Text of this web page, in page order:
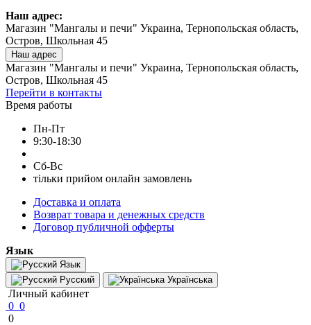
Наш адрес:
Магазин "Мангалы и печи" Украина, Тернопольская область,
Остров, Школьная 45
Наш адрес
Магазин "Мангалы и печи" Украина, Тернопольская область,
Остров, Школьная 45
Перейти в контакты
Время работы
Пн-Пт
9:30-18:30
Сб-Вс
тільки прийом онлайн замовлень
Доставка и оплата
Возврат товара и денежных средств
Договор публичной офферты
Язык
Язык
Русский
Українська
Личный кабинет
0 0
0